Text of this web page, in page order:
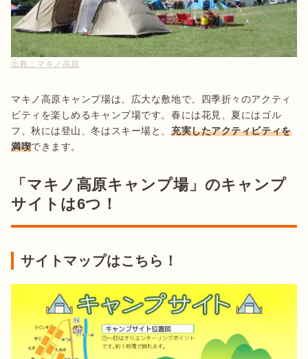
出典： マキノ高原
マキノ高原キャンプ場は、広大な敷地で、四季折々のアクティ
ビティを楽しめるキャンプ場です。春には花見、夏にはゴル
フ、秋には登山、冬はスキー場と、 充実したアクティビティを
満喫できます。
「マキノ高原キャンプ場」のキャンプ
サイトは6つ！
サイトマップはこちら！